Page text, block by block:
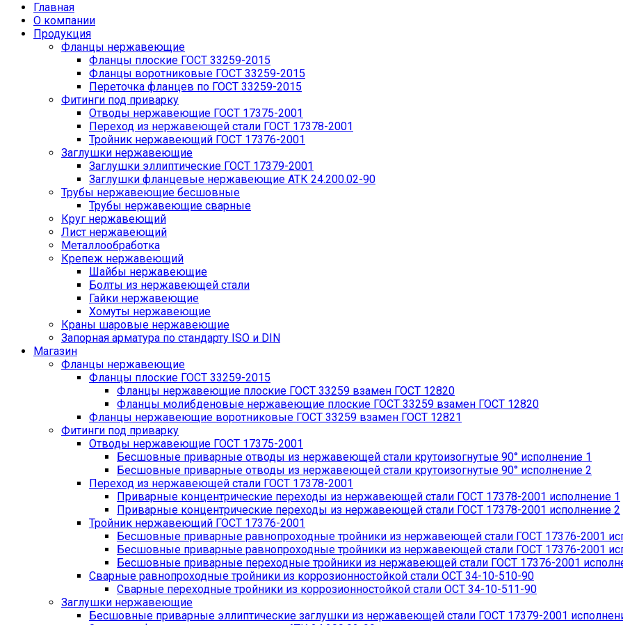
Главная
О компании
Продукция
Фланцы нержавеющие
Фланцы плоские ГОСТ 33259-2015
Фланцы воротниковые ГОСТ 33259-2015
Переточка фланцев по ГОСТ 33259-2015
Фитинги под приварку
Отводы нержавеющие ГОСТ 17375-2001
Переход из нержавеющей стали ГОСТ 17378-2001
Тройник нержавеющий ГОСТ 17376-2001
Заглушки нержавеющие
Заглушки эллиптические ГОСТ 17379-2001
Заглушки фланцевые нержавеющие АТК 24.200.02-90
Трубы нержавеющие бесшовные
Трубы нержавеющие сварные
Круг нержавеющий
Лист нержавеющий
Металлообработка
Крепеж нержавеющий
Шайбы нержавеющие
Болты из нержавеющей стали
Гайки нержавеющие
Хомуты нержавеющие
Краны шаровые нержавеющие
Запорная арматура по стандарту ISO и DIN
Магазин
Фланцы нержавеющие
Фланцы плоские ГОСТ 33259-2015
Фланцы нержавеющие плоские ГОСТ 33259 взамен ГОСТ 12820
Фланцы молибденовые нержавеющие плоские ГОСТ 33259 взамен ГОСТ 12820
Фланцы нержавеющие воротниковые ГОСТ 33259 взамен ГОСТ 12821
Фитинги под приварку
Отводы нержавеющие ГОСТ 17375-2001
Бесшовные приварные отводы из нержавеющей стали крутоизогнутые 90° исполнение 1
Бесшовные приварные отводы из нержавеющей стали крутоизогнутые 90° исполнение 2
Переход из нержавеющей стали ГОСТ 17378-2001
Приварные концентрические переходы из нержавеющей стали ГОСТ 17378-2001 исполнение 1
Приварные концентрические переходы из нержавеющей стали ГОСТ 17378-2001 исполнение 2
Тройник нержавеющий ГОСТ 17376-2001
Бесшовные приварные равнопроходные тройники из нержавеющей стали ГОСТ 17376-2001
Бесшовные приварные равнопроходные тройники из нержавеющей стали ГОСТ 17376-2001
Бесшовные приварные переходные тройники из нержавеющей стали ГОСТ 17376-2001
Сварные равнопроходные тройники из коррозионностойкой стали ОСТ 34-10-510-90
Сварные переходные тройники из коррозионностойкой стали ОСТ 34-10-511-90
Заглушки нержавеющие
Бесшовные приварные эллиптические заглушки из нержавеющей стали ГОСТ 17379-2001